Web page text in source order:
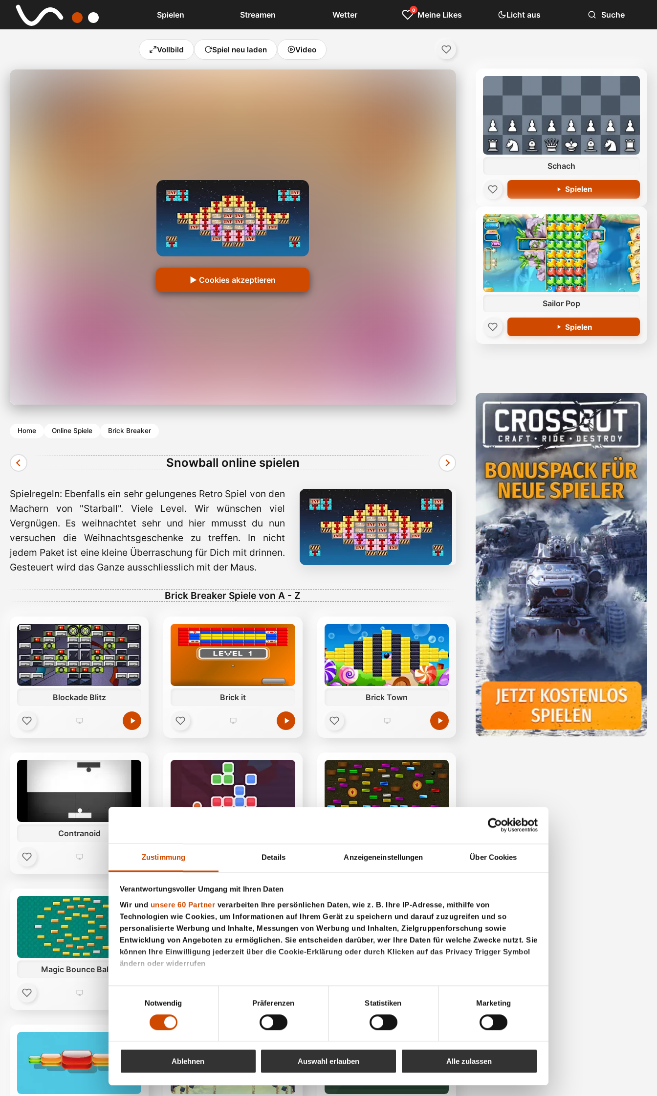
Zustimmung Details Anzeigeneinstellungen Über Cookies
Verantwortungsvoller Umgang mit Ihren Daten
Wir und unsere 60 Partner verarbeiten Ihre persönlichen Daten, wie z. B. Ihre IP-Adresse, mithilfe von
Technologien wie Cookies, um Informationen auf Ihrem Gerät zu speichern und darauf zuzugreifen und so
personalisierte Werbung und Inhalte, Messungen von Werbung und Inhalten, Zielgruppenforschung sowie
Entwicklung von Angeboten zu ermöglichen. Sie entscheiden darüber, wer Ihre Daten für welche Zwecke nutzt. Sie
können Ihre Einwilligung jederzeit über die Cookie-Erklärung oder durch Klicken auf das Privacy Trigger Symbol
ändern oder widerrufen
Wenn Sie es erlauben, würden wir auch gerne:
Informationen über Ihre geografische Lage erfassen, welche bis auf einige Meter genau sein können
Erfahren Sie mehr darüber, wie Ihre persönlichen Daten verarbeitet werden, und legen Sie Ihre Präferenzen im
Wir verwenden Cookies, um Spielstände zu speichern, Suchergebnisse anzuzeigen, Videos auszuliefern, Werbung
zu personalisieren, Funktionen für soziale Medien anbieten zu können und die Zugriffe auf unsere Website zu
analysieren. Außerdem geben wir Informationen zu Ihrer Verwendung unserer Website an unsere Partner für
Notwendig
Präferenzen Statistiken Marketing
Ablehnen Auswahl erlauben Alle zulassen
Spielen Streamen Wetter 0 Meine Likes Licht aus Suche
Home Online Spiele Brick Breaker
Snowball online spielen
Spielregeln: Ebenfalls ein sehr gelungenes Retro Spiel von den
Machern von "Starball". Viele Level. Wir wünschen viel
Vergnügen. Es weihnachtet sehr und hier mmusst du nun
versuchen die Weihnachtsgeschenke zu treffen. In nicht
jedem Paket ist eine kleine Überraschung für Dich mit drinnen.
Gesteuert wird das Ganze ausschliesslich mit der Maus.
Vollbild Spiel neu laden Video
▶ Cookies akzeptieren
Brick Breaker Spiele von A - Z
Blockade Blitz Brick it Brick Town
Contranoid
Magic Bounce Ball 2
Schach
Spielen
Sailor Pop
Spielen